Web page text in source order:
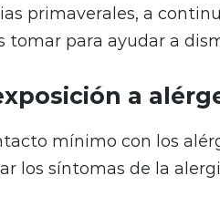
primaverales, a
tomar para ayudar a
a
mínimo con los
los síntomas de la